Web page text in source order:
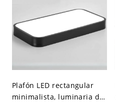
Plafón LED rectangular
minimalista, luminaria de